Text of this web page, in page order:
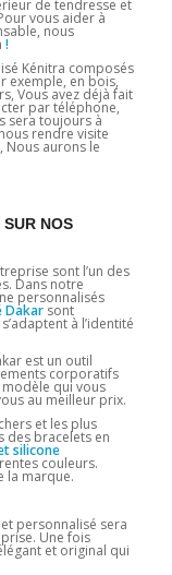
de tendresse et
vous aider à
nous
!
Kénitra composés
exemple, en bois,
Vous avez déjà fait
par téléphone,
sera toujours à
rendre visite
Nous aurons le
NOS
sont l’un des
Dans notre
personnalisés
Dakar sont
à l’identité
est un outil
corporatifs
qui vous
au meilleur prix.
et les plus
des bracelets en
silicone
couleurs.
la marque.
personnalisé sera
Une fois
et original qui